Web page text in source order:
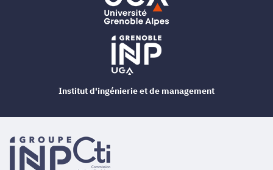
Institut d'ingénierie et de management